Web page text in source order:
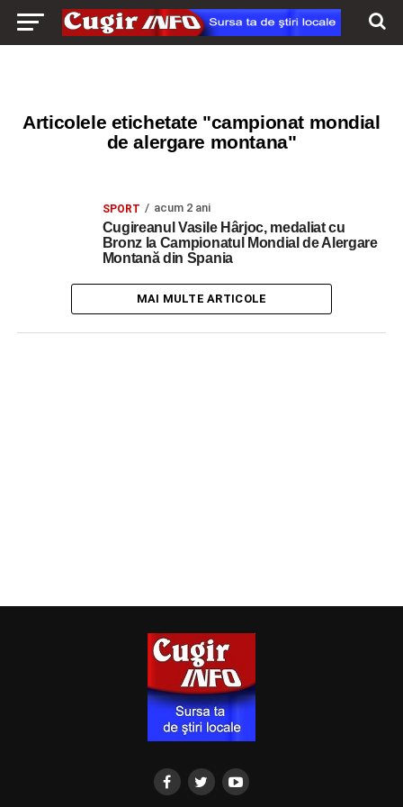
Articolele etichetate "campionat mondial
de alergare montana"
SPORT acum 2 ani
Cugireanul Vasile Hârjoc, medaliat cu
Bronz la Campionatul Mondial de Alergare
Montană din Spania
MAI MULTE ARTICOLE